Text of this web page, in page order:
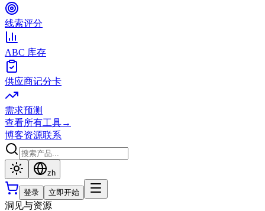
线索评分
ABC 库存
供应商记分卡
需求预测
查看所有工具→
博客资源联系
zh
登录 立即开始
洞见与资源